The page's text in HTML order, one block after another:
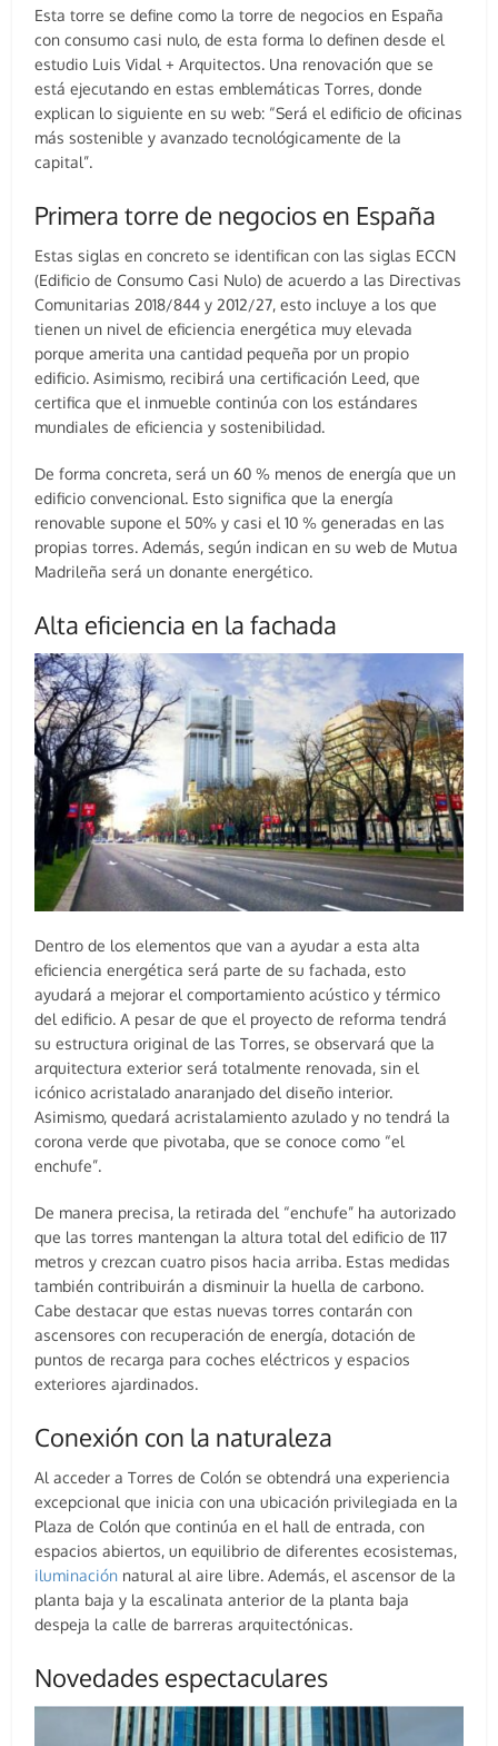
Esta torre se define como la torre de negocios en España
con consumo casi nulo, de esta forma lo definen desde el
estudio Luis Vidal + Arquitectos. Una renovación que se
está ejecutando en estas emblemáticas Torres, donde
explican lo siguiente en su web: “Será el edificio de oficinas
más sostenible y avanzado tecnológicamente de la
capital”.
Primera torre de negocios en España
Estas siglas en concreto se identifican con las siglas ECCN
(Edificio de Consumo Casi Nulo) de acuerdo a las Directivas
Comunitarias 2018/844 y 2012/27, esto incluye a los que
tienen un nivel de eficiencia energética muy elevada
porque amerita una cantidad pequeña por un propio
edificio. Asimismo, recibirá una certificación Leed, que
certifica que el inmueble continúa con los estándares
mundiales de eficiencia y sostenibilidad.
De forma concreta, será un 60 % menos de energía que un
edificio convencional. Esto significa que la energía
renovable supone el 50% y casi el 10 % generadas en las
propias torres. Además, según indican en su web de Mutua
Madrileña será un donante energético.
Alta eficiencia en la fachada
Dentro de los elementos que van a ayudar a esta alta
eficiencia energética será parte de su fachada, esto
ayudará a mejorar el comportamiento acústico y térmico
del edificio. A pesar de que el proyecto de reforma tendrá
su estructura original de las Torres, se observará que la
arquitectura exterior será totalmente renovada, sin el
icónico acristalado anaranjado del diseño interior.
Asimismo, quedará acristalamiento azulado y no tendrá la
corona verde que pivotaba, que se conoce como “el
enchufe”.
De manera precisa, la retirada del “enchufe” ha autorizado
que las torres mantengan la altura total del edificio de 117
metros y crezcan cuatro pisos hacia arriba. Estas medidas
también contribuirán a disminuir la huella de carbono.
Cabe destacar que estas nuevas torres contarán con
ascensores con recuperación de energía, dotación de
puntos de recarga para coches eléctricos y espacios
exteriores ajardinados.
Conexión con la naturaleza
Al acceder a Torres de Colón se obtendrá una experiencia
excepcional que inicia con una ubicación privilegiada en la
Plaza de Colón que continúa en el hall de entrada, con
espacios abiertos, un equilibrio de diferentes ecosistemas,
iluminación natural al aire libre. Además, el ascensor de la
planta baja y la escalinata anterior de la planta baja
despeja la calle de barreras arquitectónicas.
Novedades espectaculares